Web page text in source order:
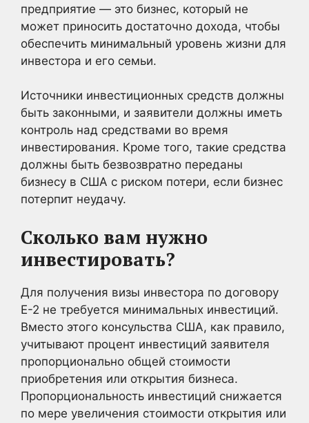
предприятие — это бизнес, который не
может приносить достаточно дохода, чтобы
обеспечить минимальный уровень жизни для
инвестора и его семьи.
Источники инвестиционных средств должны
быть законными, и заявители должны иметь
контроль над средствами во время
инвестирования. Кроме того, такие средства
должны быть безвозвратно переданы
бизнесу в США с риском потери, если бизнес
потерпит неудачу.
Сколько вам нужно
инвестировать?
Для получения визы инвестора по договору
E-2 не требуется минимальных инвестиций.
Вместо этого консульства США, как правило,
учитывают процент инвестиций заявителя
пропорционально общей стоимости
приобретения или открытия бизнеса.
Пропорциональность инвестиций снижается
по мере увеличения стоимости открытия или